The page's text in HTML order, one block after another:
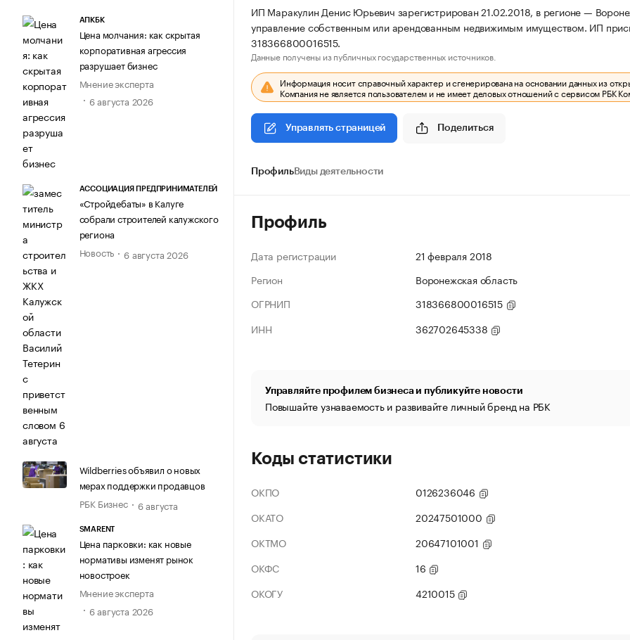
АПКБК
Цена молчания: как скрытая
корпоративная агрессия
разрушает бизнес
Мнение эксперта
6 августа 2026
АССОЦИАЦИЯ ПРЕДПРИНИМАТЕЛЕЙ
«Стройдебаты» в Калуге
собрали строителей калужского
региона
Новость
6 августа 2026
Wildberries объявил о новых
мерах поддержки продавцов
РБК Бизнес
6 августа
SMARENT
Цена парковки: как новые
нормативы изменят рынок
новостроек
Мнение эксперта
6 августа 2026
ИП Маракулин Денис Юрьевич зарегистрирован 21.02.2018, в регионе —
управление собственным или арендованным недвижимым имуществом. ИП
318366800016515.
Данные получены из публичных государственных источников.
Информация носит справочный характер и сгенерирована на основании данных из
Компания не является пользователем и не имеет деловых отношений с сервисом РБК
Управлять страницей Поделиться
ПрофильВиды деятельности
Профиль
Дата регистрации
21 февраля 2018
Регион
Воронежская область
ОГРНИП
318366800016515
ИНН
362702645338
Управляйте профилем бизнеса и публикуйте новости
Повышайте узнаваемость и развивайте личный бренд на РБК
Коды статистики
ОКПО
0126236046
ОКАТО
20247501000
ОКТМО
20647101001
ОКФС
16
ОКОГУ
4210015